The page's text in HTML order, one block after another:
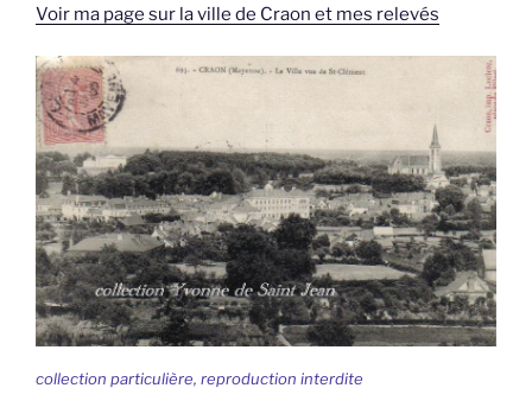
Voir ma page sur la ville de Craon et mes relevés
collection particulière, reproduction interdite